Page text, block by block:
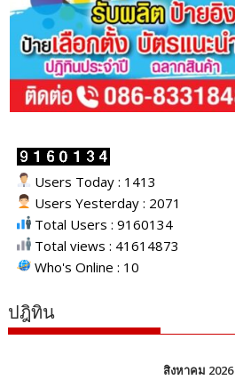
Users Today : 1413
Users Yesterday : 2071
Total Users : 9160134
Total views : 41614873
Who's Online : 10
ปฎิทิน
สิงหาคม 2026